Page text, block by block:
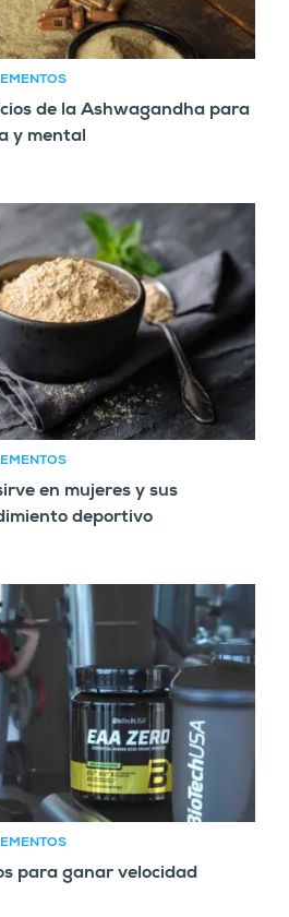
de la Ashwagandha para
y mental
en mujeres y sus
deportivo
para ganar velocidad